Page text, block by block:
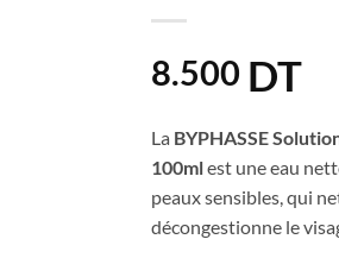
8.500 DT
La BYPHASSE
100mlest une eau
peaux sensibles, qui
décongestionne le